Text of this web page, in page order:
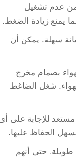
عدم تشغيل
يمنع زيادة الضغط.
سهلة. يمكن أن
بصمام مخرج
شغل الضاغط
للإجابة على
الحفاظ عليها.
طويلة. حتى أنهم